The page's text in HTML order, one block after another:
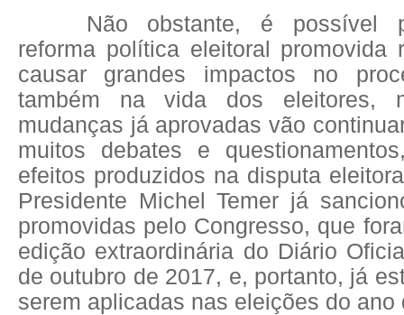
Não obstante, é possível
reforma política eleitoral promovida
causar grandes impactos no
também na vida dos eleitores,
mudanças já aprovadas vão
muitos debates e
efeitos produzidos na disputa
Presidente Michel Temer já
promovidas pelo Congresso, que
edição extraordinária do Diário
de outubro de 2017, e, portanto, já
serem aplicadas nas eleições do ano